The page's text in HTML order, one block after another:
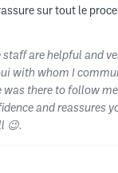
sur tout le
are helpful and
with whom I
there to follow
and reassures
😉.